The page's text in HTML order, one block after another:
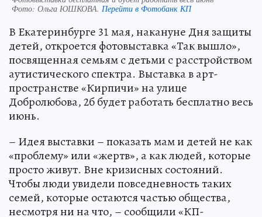
Фото: Ольга ЮШКОВА. Перейти в Фотобанк КП
В Екатеринбурге 31 мая, накануне Дня защиты
детей, откроется фотовыставка «Так вышло»,
посвященная семьям с детьми с расстройством
аутистического спектра. Выставка в арт-
пространстве «Кирпичи» на улице
Добролюбова, 2б будет работать бесплатно весь
июнь.
– Идея выставки – показать мам и детей не как
«проблему» или «жертв», а как людей, которые
просто живут. Вне кризисных состояний.
Чтобы люди увидели повседневность таких
семей, которые остаются частью общества,
несмотря ни на что, – сообщили «КП-